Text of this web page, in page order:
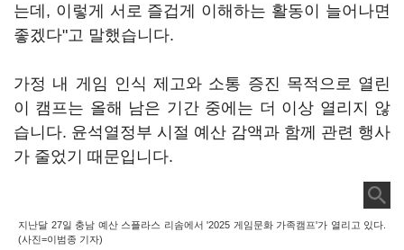
는데, 이렇게 서로 즐겁게 이해하는 활동이 늘어나면
좋겠다"고 말했습니다.
가정 내 게임 인식 제고와 소통 증진 목적으로 열린
이 캠프는 올해 남은 기간 중에는 더 이상 열리지 않
습니다. 윤석열정부 시절 예산 감액과 함께 관련 행사
가 줄었기 때문입니다.
지난달 27일 충남 예산 스플라스 리솜에서 '2025 게임문화 가족캠프'가 열리고 있다.
(사진=이범종 기자)